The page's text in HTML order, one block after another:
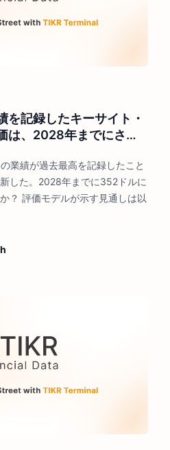
を記録したキーサイト・
は、2028年までにさら
業績が過去最高を記録したこと
した。2028年までに352ドルに
？ 評価モデルが示す見通しは以